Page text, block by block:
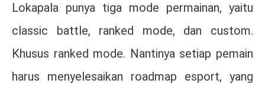
Lokapala punya tiga mode permainan, yaitu
classic battle, ranked mode, dan custom.
Khusus ranked mode. Nantinya setiap pemain
harus menyelesaikan roadmap esport, yang